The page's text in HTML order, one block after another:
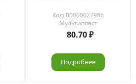
Код: 00000027986
Мультипласт
80.70
Подробнее